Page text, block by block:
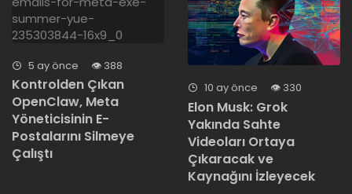
5 ay önce 388
Kontrolden Çıkan
OpenClaw, Meta
Yöneticisinin E-
Postalarını Silmeye
Çalıştı
10 ay önce 330
Elon Musk: Grok
Yakında Sahte
Videoları Ortaya
Çıkaracak ve
Kaynağını İzleyecek